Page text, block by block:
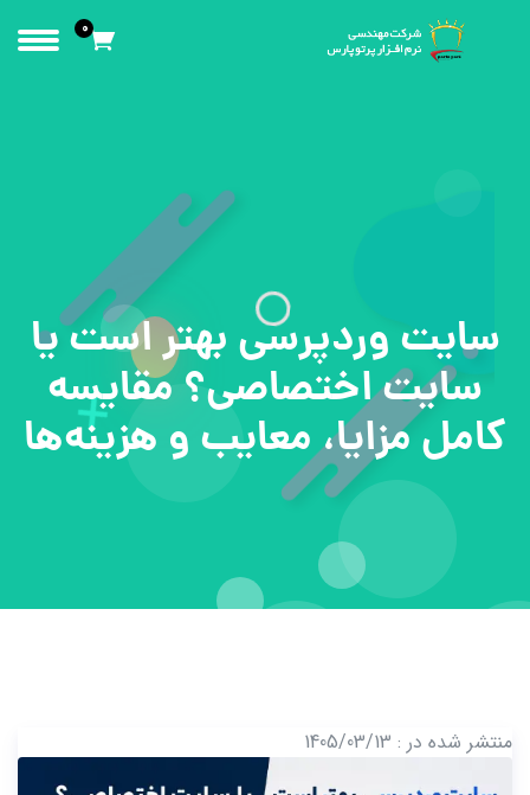
0
سایت وردپرسی بهتر است یا
سایت اختصاصی؟ مقایسه
کامل مزایا، معایب و هزینه‌ها
منتشر شده در : 1405/03/13